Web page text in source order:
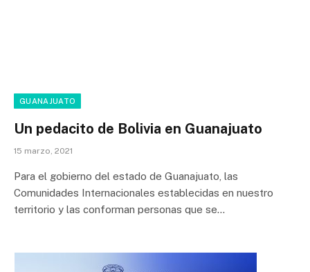
GUANAJUATO
Un pedacito de Bolivia en Guanajuato
15 marzo, 2021
Para el gobierno del estado de Guanajuato, las
Comunidades Internacionales establecidas en nuestro
territorio y las conforman personas que se…